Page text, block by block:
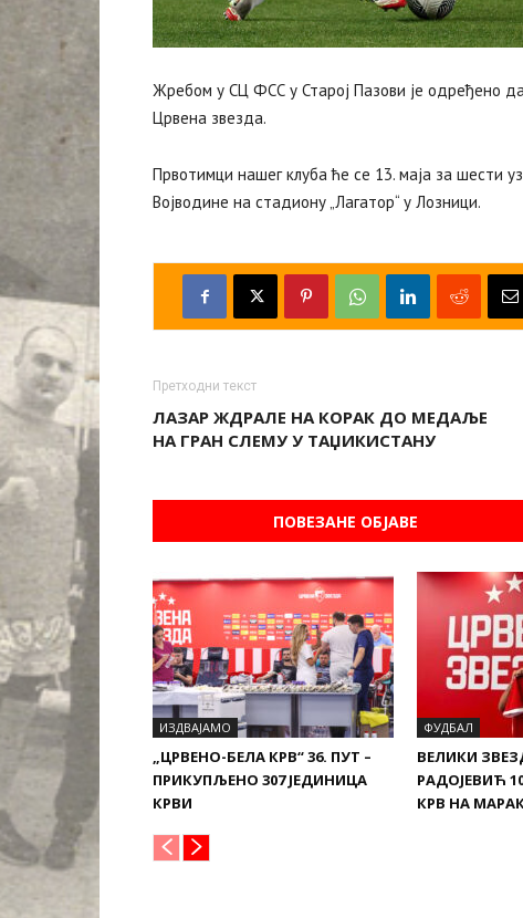
Жребом у СЦ ФСС у Старој Пазови је одређено
Црвена звезда.
Првотимци нашег клуба ће се 13. маја за шести
Војводине на стадиону „Лагатор“ у Лозници.
Претходни текст
ЛАЗАР ЖДРАЛЕ НА КОРАК ДО МЕДАЉЕ
НА ГРАН СЛЕМУ У ТАЏИКИСТАНУ
ПОВЕЗАНЕ ОБЈАВЕ
ИЗДВАЈАМО
„ЦРВЕНО-БЕЛА КРВ“ 36. ПУТ –
ПРИКУПЉЕНО 307 ЈЕДИНИЦА
КРВИ
ФУДБАЛ
ВЕЛИКИ
РАДОЈЕВИЋ
КРВ НА